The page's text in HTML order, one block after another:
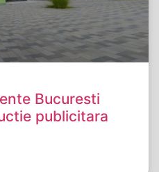
Bucuresti
publicitara